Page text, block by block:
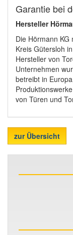
Garantie bei
Hersteller
Die Hörmann KG
Kreis Gütersloh
Hersteller von
Unternehmen
betreibt in
von Türen und
zur Übersicht